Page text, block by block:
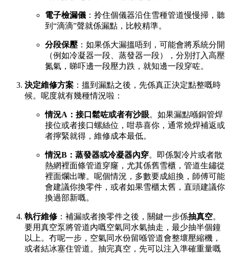
電子檢漏儀 ：拎住個儀器沿住雪種管道慢慢掃，聽
到“滴滴”聲就係漏點，比較精準。
分段保壓：如果係大漏搵唔到，可能會將系統分開
（例如冷凝器一段、蒸發器一段），分別打入高壓
氮氣，睇吓邊一段壓力跌，就知邊一段穿咗。
決定維修方案 ：搵到漏點之後，先係真正決定點整嘅時
候。呢度就有幾種情況啦：
情況A：接口鬆咗或者有沙眼。如果漏點喺銅管焊
接位或者接口螺絲位，咁恭喜你，通常燒焊補返或
者擰緊就得，維修成本最低。
情況B：蒸發器或冷凝器內穿。即係製冷片或者散
熱網裡面條管道穿窿，尤其係舊雪櫃，管道生鏽從
裡面爛出嚟。呢個情況，多數要成組換，師傅可能
會建議你換零件，或者如果雪櫃太舊，直頭建議你
換過部新嘅。
執行維修 ：補漏或者換零件之後，關鍵一步係抽真空。
要用真空泵將管道內嘅空氣同水氣抽走，最少抽半個鐘
以上。冇呢一步，空氣同水份留喺管道會整壞壓縮機，
或者結冰塞住管道。抽完真空，先可以注入準確重量嘅